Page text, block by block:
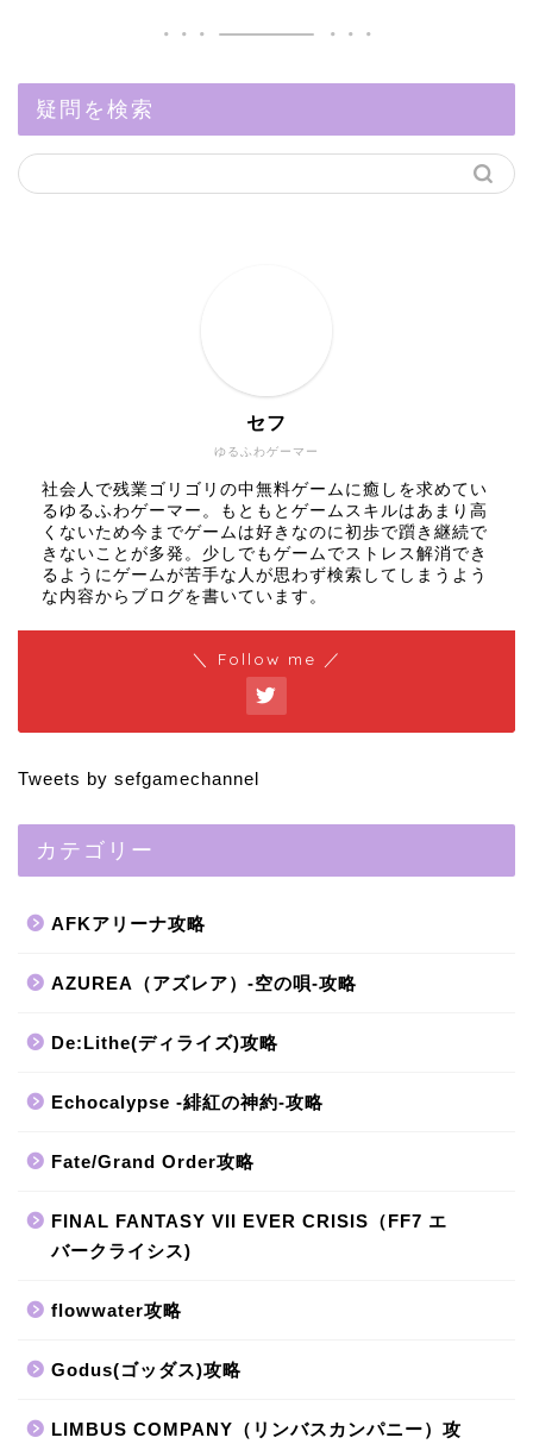
疑問を検索
ゆるふわゲーマー
セフ
社会人で残業ゴリゴリの中無料ゲームに癒しを求めてい
るゆるふわゲーマー。もともとゲームスキルはあまり高
くないため今までゲームは好きなのに初歩で躓き継続で
きないことが多発。少しでもゲームでストレス解消でき
るようにゲームが苦手な人が思わず検索してしまうよう
な内容からブログを書いています。
＼ Follow me ／
Tweets by sefgamechannel
カテゴリー
AFKアリーナ攻略
AZUREA（アズレア）-空の唄-攻略
De:Lithe(ディライズ)攻略
Echocalypse -緋紅の神約-攻略
Fate/Grand Order攻略
FINAL FANTASY VII EVER CRISIS（FF7 エ
バークライシス)
flowwater攻略
Godus(ゴッダス)攻略
LIMBUS COMPANY（リンバスカンパニー）攻